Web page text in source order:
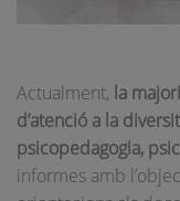
Actualment, la
d’atenció a la
psicopedagogia,
informes amb